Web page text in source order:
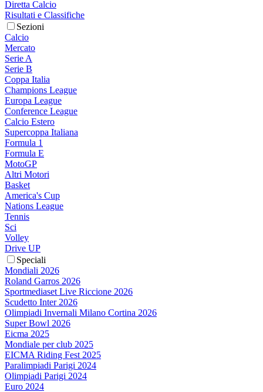
Diretta Calcio
Risultati e Classifiche
Sezioni
Calcio
Mercato
Serie A
Serie B
Coppa Italia
Champions League
Europa League
Conference League
Calcio Estero
Supercoppa Italiana
Formula 1
Formula E
MotoGP
Altri Motori
Basket
America's Cup
Nations League
Tennis
Sci
Volley
Drive UP
Speciali
Mondiali 2026
Roland Garros 2026
Sportmediaset Live Riccione 2026
Scudetto Inter 2026
Olimpiadi Invernali Milano Cortina 2026
Super Bowl 2026
Eicma 2025
Mondiale per club 2025
EICMA Riding Fest 2025
Paralimpiadi Parigi 2024
Olimpiadi Parigi 2024
Euro 2024